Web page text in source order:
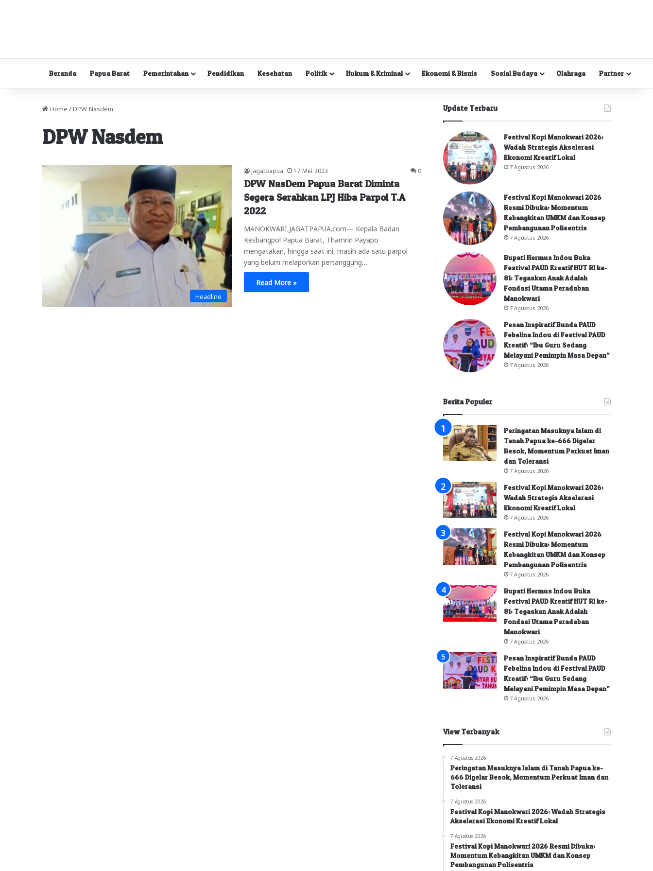
Beranda Papua Barat Pemerintahan Pendidikan Kesehatan Politik Hukum & Kriminal Ekonomi & Bisnis Sosial Budaya Olahraga Partner
Home / DPW Nasdem
DPW Nasdem
Headline
jagatpapua 17 Mei 2023 0
DPW NasDem Papua Barat Diminta
Segera Serahkan LPJ Hiba Parpol T.A
2022
MANOKWARI,JAGATPAPUA.com— Kepala Badan
Kesbangpol Papua Barat, Thamrin Payapo
mengatakan, hingga saat ini, masih ada satu parpol
yang belum melaporkan pertanggung…
Read More »
Update Terbaru
Festival Kopi Manokwari 2026:
Wadah Strategis Akselerasi
Ekonomi Kreatif Lokal
7 Agustus 2026
Festival Kopi Manokwari 2026
Resmi Dibuka: Momentum
Kebangkitan UMKM dan Konsep
Pembangunan Polisentris
7 Agustus 2026
Bupati Hermus Indou Buka
Festival PAUD Kreatif HUT RI ke-
81: Tegaskan Anak Adalah
Fondasi Utama Peradaban
Manokwari
7 Agustus 2026
Pesan Inspiratif Bunda PAUD
Febelina Indou di Festival PAUD
Kreatif: “Ibu Guru Sedang
Melayani Pemimpin Masa Depan”
7 Agustus 2026
Berita Populer
Peringatan Masuknya Islam di
Tanah Papua ke-666 Digelar
Besok, Momentum Perkuat Iman
dan Toleransi
7 Agustus 2026
Festival Kopi Manokwari 2026:
Wadah Strategis Akselerasi
Ekonomi Kreatif Lokal
7 Agustus 2026
Festival Kopi Manokwari 2026
Resmi Dibuka: Momentum
Kebangkitan UMKM dan Konsep
Pembangunan Polisentris
7 Agustus 2026
Bupati Hermus Indou Buka
Festival PAUD Kreatif HUT RI ke-
81: Tegaskan Anak Adalah
Fondasi Utama Peradaban
Manokwari
7 Agustus 2026
Pesan Inspiratif Bunda PAUD
Febelina Indou di Festival PAUD
Kreatif: “Ibu Guru Sedang
Melayani Pemimpin Masa Depan”
7 Agustus 2026
View Terbanyak
7 Agustus 2026
Peringatan Masuknya Islam di Tanah Papua ke-
666 Digelar Besok, Momentum Perkuat Iman dan
Toleransi
7 Agustus 2026
Festival Kopi Manokwari 2026: Wadah Strategis
Akselerasi Ekonomi Kreatif Lokal
7 Agustus 2026
Festival Kopi Manokwari 2026 Resmi Dibuka:
Momentum Kebangkitan UMKM dan Konsep
Pembangunan Polisentris